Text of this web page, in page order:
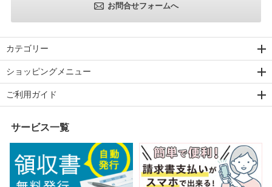
お問合せフォームへ
カテゴリー
ショッピングメニュー
ご利用ガイド
サービス一覧